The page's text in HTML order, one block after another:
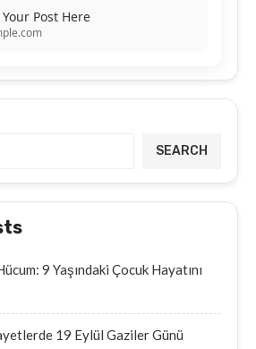
Post Here
SEARCH
9 Yaşındaki Çocuk Hayatını
19 Eylül Gaziler Günü